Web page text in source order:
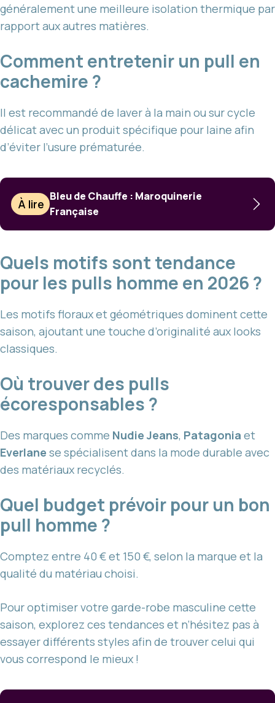
généralement une meilleure isolation thermique par
rapport aux autres matières.
Comment entretenir un pull en
cachemire ?
Il est recommandé de laver à la main ou sur cycle
délicat avec un produit spécifique pour laine afin
d’éviter l’usure prématurée.
À lire
Bleu de Chauffe : Maroquinerie
Française
Quels motifs sont tendance
pour les pulls homme en 2026 ?
Les motifs floraux et géométriques dominent cette
saison, ajoutant une touche d’originalité aux looks
classiques.
Où trouver des pulls
écoresponsables ?
Des marques comme Nudie Jeans, Patagonia et
Everlane se spécialisent dans la mode durable avec
des matériaux recyclés.
Quel budget prévoir pour un bon
pull homme ?
Comptez entre 40 € et 150 €, selon la marque et la
qualité du matériau choisi.
Pour optimiser votre garde-robe masculine cette
saison, explorez ces tendances et n’hésitez pas à
essayer différents styles afin de trouver celui qui
vous correspond le mieux !